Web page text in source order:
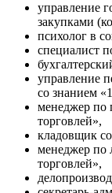
управление
закупками
психолог в
специалист
управление
со знанием
менеджер по
торговлей»,
кладовщик
менеджер по
торговлей»,